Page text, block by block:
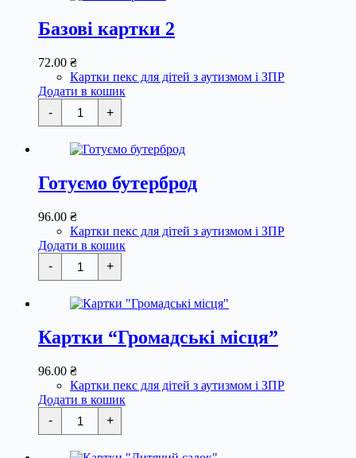
Базові картки 2
72.00 ₴
Картки пекс для дітей з аутизмом і ЗПР
Додати в кошик
-
Базові
картки
2
кількість
+
Готуємо бутерброд
96.00 ₴
Картки пекс для дітей з аутизмом і ЗПР
Додати в кошик
-
Готуємо
бутерброд
кількість
+
Картки “Громадські місця”
96.00 ₴
Картки пекс для дітей з аутизмом і ЗПР
Додати в кошик
-
Картки
"Громадські
місця"
кількість
+